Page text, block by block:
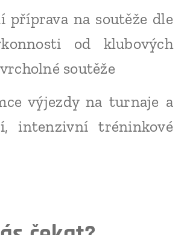
příprava na soutěže dle
od klubových
soutěže
výjezdy na turnaje a
intenzivní tréninkové